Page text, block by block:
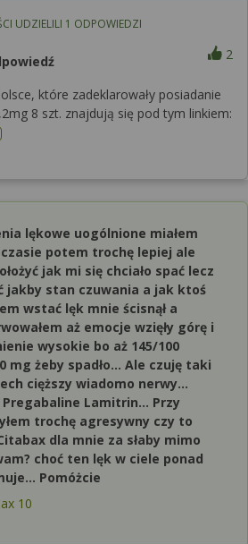
UDZIELILI 1 ODPOWIEDZI
2
które zadeklarowały posiadanie
8 szt. znajdują się pod tym linkiem:
lękowe uogólnione miałem
potem trochę lepiej ale
jak mi się chciało spać lecz
jakby stan czuwania a jak ktoś
wstać lęk mnie ścisnął a
aż emocje wzięły górę i
wysokie bo aż 145/100
mg żeby spadło... Ale czuję taki
cięższy wiadomo nerwy...
Lamitrin... Przy
trochę agresywny czy to
dla mnie za słaby mimo
choć ten lęk w ciele ponad
Pomóżcie
10